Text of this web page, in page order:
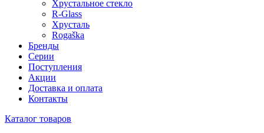
Хрустальное стекло
R-Glass
Хрусталь
Rogaška
Бренды
Серии
Поступления
Акции
Доставка и оплата
Контакты
Каталог товаров